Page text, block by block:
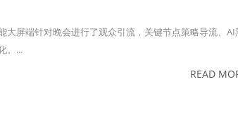
大屏端针对晚会进行了观众引流，关键节点策略导流、AI
。...
READ